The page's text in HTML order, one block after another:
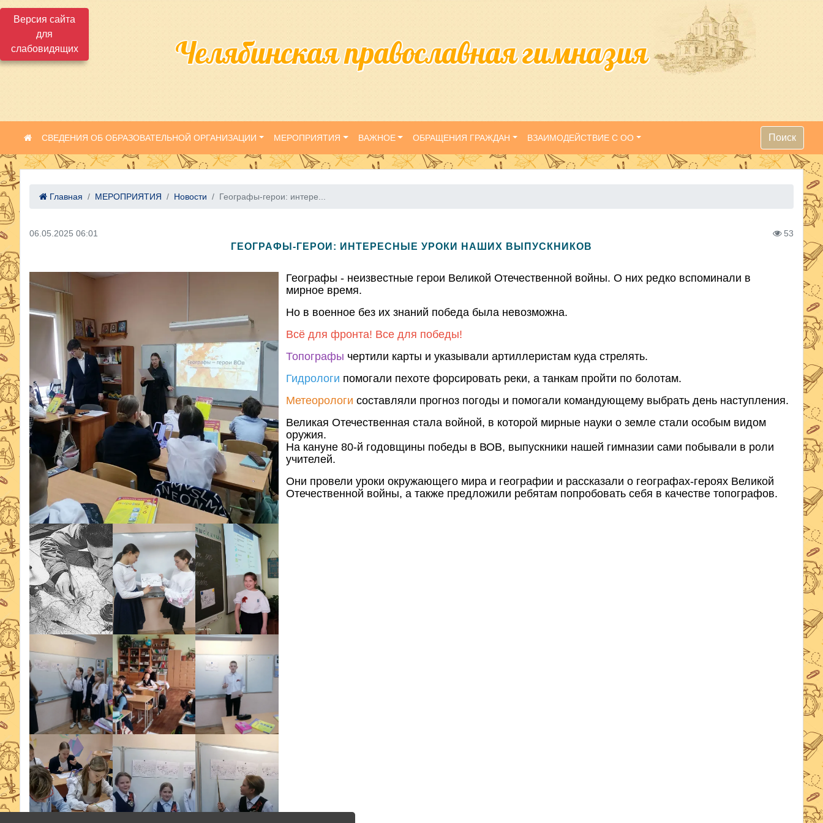
Версия сайта
для
слабовидящих
Челябинская православная гимназия
СВЕДЕНИЯ ОБ ОБРАЗОВАТЕЛЬНОЙ ОРГАНИЗАЦИИ МЕРОПРИЯТИЯ ВАЖНОЕ ОБРАЩЕНИЯ ГРАЖДАН ВЗАИМОДЕЙСТВИЕ С ОО Поиск
Главная МЕРОПРИЯТИЯ Новости Географы-герои: интере...
06.05.2025 06:01 53
ГЕОГРАФЫ-ГЕРОИ: ИНТЕРЕСНЫЕ УРОКИ НАШИХ ВЫПУСКНИКОВ
Географы - неизвестные герои Великой Отечественной войны. О них редко вспоминали в
мирное время.
Но в военное без их знаний победа была невозможна.
Всё для фронта! Все для победы!
Топографы чертили карты и указывали артиллеристам куда стрелять.
Гидрологи помогали пехоте форсировать реки, а танкам пройти по болотам.
Метеорологи составляли прогноз погоды и помогали командующему выбрать день наступления.
Великая Отечественная стала войной, в которой мирные науки о земле стали особым видом
оружия.
На кануне 80-й годовщины победы в ВОВ, выпускники нашей гимназии сами побывали в роли
учителей.
Они провели уроки окружающего мира и географии и рассказали о географах-героях Великой
Отечественной войны, а также предложили ребятам попробовать себя в качестве топографов.